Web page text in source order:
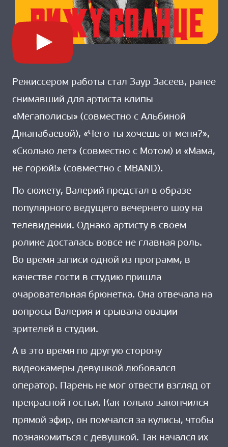
Режиссером работы стал Заур Засеев, ранее
снимавший для артиста клипы
«Мегаполисы» (совместно с Альбиной
Джанабаевой), «Чего ты хочешь от меня?»,
«Сколько лет» (совместно с Мотом) и «Мама,
не горюй!» (совместно с MBAND).
По сюжету, Валерий предстал в образе
популярного ведущего вечернего шоу на
телевидении. Однако артисту в своем
ролике досталась вовсе не главная роль.
Во время записи одной из программ, в
качестве гости в студию пришла
очаровательная брюнетка. Она отвечала на
вопросы Валерия и срывала овации
зрителей в студии.
А в это время по другую сторону
видеокамеры девушкой любовался
оператор. Парень не мог отвести взгляд от
прекрасной гостьи. Как только закончился
прямой эфир, он помчался за кулисы, чтобы
познакомиться с девушкой. Так начался их